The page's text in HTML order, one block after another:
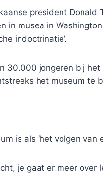
president
in musea in
indoctrinatie’.
30.000 jongeren bij
het museum te
is als ‘het volgen van
je gaat er meer over